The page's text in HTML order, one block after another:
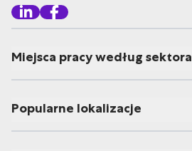
Miejsca pracy według sektora
Popularne lokalizacje